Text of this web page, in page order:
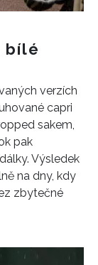
bílé
verzích
capri
sakem,
pak
Výsledek
na dny, kdy
zbytečné